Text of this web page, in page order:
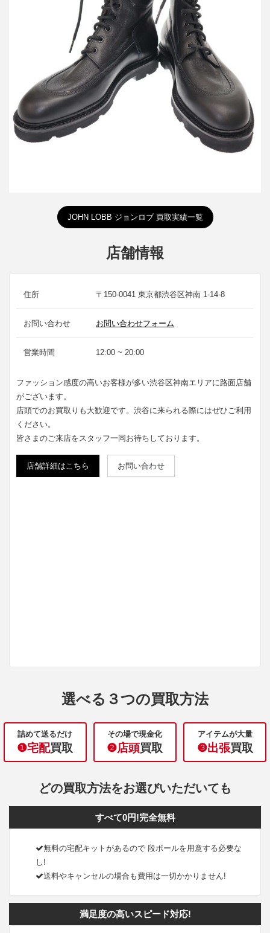
ジョン ロブ PEAK マウンテンブーツ
詳しく見る
JOHN LOBB ジョンロブ 買取実績一覧
店舗情報
住所 〒150-0041 東京都渋谷区神南 1-14-8
お問い合わせ お問い合わせフォーム
営業時間 12:00 ~ 20:00
ファッション感度の高いお客様が多い渋谷区神南エリアに路面店舗
がございます。
店頭でのお買取りも大歓迎です。渋谷に来られる際にはぜひご利用
ください。
皆さまのご来店をスタッフ一同お待ちしております。
店舗詳細はこちら お問い合わせ
選べる３つの買取方法
詰めて送るだけ
❶宅配買取
その場で現金化
❷店頭買取
アイテムが大量
❸出張買取
どの買取方法をお選びいただいても
すべて0円!完全無料
無料の宅配キットがあるので 段ボールを用意する必要な
し!
送料やキャンセルの場合も費用は一切かかりません!
満足度の高いスピード対応!